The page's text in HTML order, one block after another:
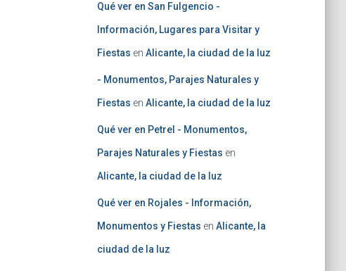
Qué ver en San Fulgencio -
Información, Lugares para Visitar y
Fiestas en Alicante, la ciudad de la luz
- Monumentos, Parajes Naturales y
Fiestas en Alicante, la ciudad de la luz
Qué ver en Petrel - Monumentos,
Parajes Naturales y Fiestas en
Alicante, la ciudad de la luz
Qué ver en Rojales - Información,
Monumentos y Fiestas en Alicante, la
ciudad de la luz